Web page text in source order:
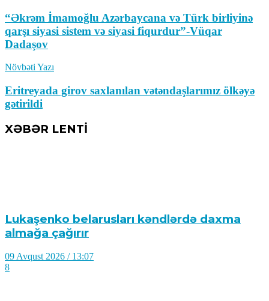
“Əkrəm İmamoğlu Azərbaycana və Türk birliyinə
qarşı siyasi sistem və siyasi fiqurdur”-Vüqar
Dadaşov
Növbəti Yazı
Eritreyada girov saxlanılan vətəndaşlarımız ölkəyə
gətirildi
XƏBƏR LENTİ
Lukaşenko belarusları kəndlərdə daxma
almağa çağırır
09 Avqust 2026 / 13:07
8